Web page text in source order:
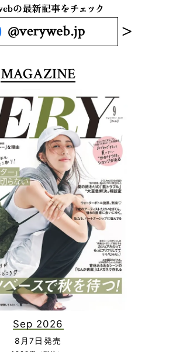
MAGAZINE
Sep 2026
8月7日発売